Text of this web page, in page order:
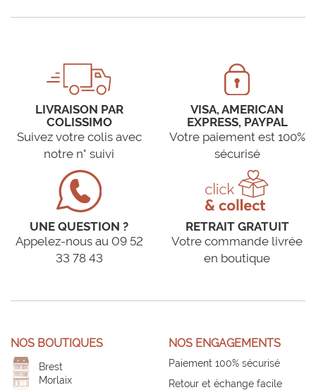
LIVRAISON PAR
COLISSIMO
Suivez votre colis avec
notre n° suivi
VISA, AMERICAN
EXPRESS, PAYPAL
Votre paiement est 100%
sécurisé
UNE QUESTION ?
Appelez-nous au 09 52
33 78 43
RETRAIT GRATUIT
Votre commande livrée
en boutique
NOS BOUTIQUES
Brest
Morlaix
NOS ENGAGEMENTS
Paiement 100% sécurisé
Retour et échange facile